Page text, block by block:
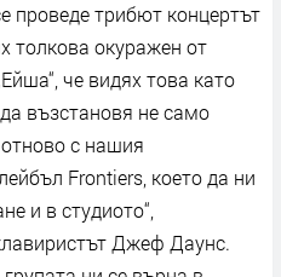
проведе трибют концертът
толкова окуражен от
че видях това като
възстановя не само
с нашия
Frontiers, което да ни
и в студиото“,
Джеф Даунс.